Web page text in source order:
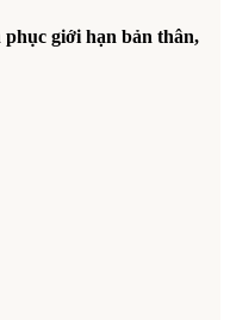
giới hạn bản thân,